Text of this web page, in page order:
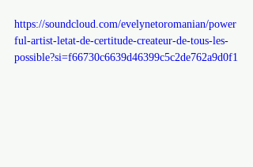
https://soundcloud.com/evelynetoromanian/power
ful-artist-letat-de-certitude-createur-de-tous-les-
possible?si=f66730c6639d46399c5c2de762a9d0f1